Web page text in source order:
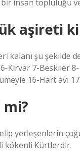
insan topluluğu
aşireti
kalanı şu şekilde
Kırvar 7-Beskiler
16-Hart avi
yerleşenlerin
kökenli Kürtlerdir.